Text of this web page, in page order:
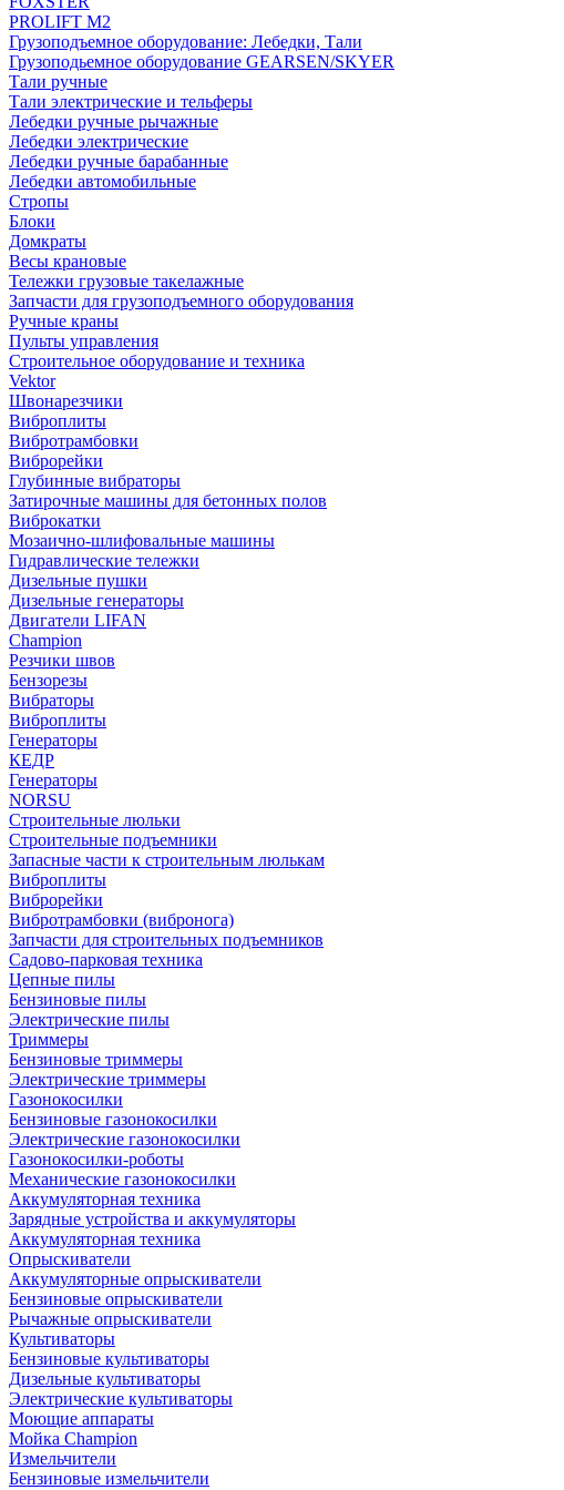
PROLIFT M2
Грузоподъемное оборудование: Лебедки, Тали
Грузоподьемное оборудование GEARSEN/SKYER
Тали ручные
Тали электрические и тельферы
Лебедки ручные рычажные
Лебедки электрические
Лебедки ручные барабанные
Лебедки автомобильные
Стропы
Блоки
Домкраты
Весы крановые
Тележки грузовые такелажные
Запчасти для грузоподъемного оборудования
Ручные краны
Пульты управления
Строительное оборудование и техника
Vektor
Швонарезчики
Виброплиты
Вибротрамбовки
Виброрейки
Глубинные вибраторы
Затирочные машины для бетонных полов
Виброкатки
Мозаично-шлифовальные машины
Гидравлические тележки
Дизельные пушки
Дизельные генераторы
Двигатели LIFAN
Champion
Резчики швов
Бензорезы
Вибраторы
Виброплиты
Генераторы
КЕДР
Генераторы
NORSU
Строительные люльки
Строительные подъемники
Запасные части к строительным люлькам
Виброплиты
Виброрейки
Вибротрамбовки (вибронога)
Запчасти для строительных подъемников
Садово-парковая техника
Цепные пилы
Бензиновые пилы
Электрические пилы
Триммеры
Бензиновые триммеры
Электрические триммеры
Газонокосилки
Бензиновые газонокосилки
Электрические газонокосилки
Газонокосилки-роботы
Механические газонокосилки
Аккумуляторная техника
Зарядные устройства и аккумуляторы
Аккумуляторная техника
Опрыскиватели
Аккумуляторные опрыскиватели
Бензиновые опрыскиватели
Рычажные опрыскиватели
Культиваторы
Бензиновые культиваторы
Дизельные культиваторы
Электрические культиваторы
Моющие аппараты
Мойка Champion
Измельчители
Бензиновые измельчители